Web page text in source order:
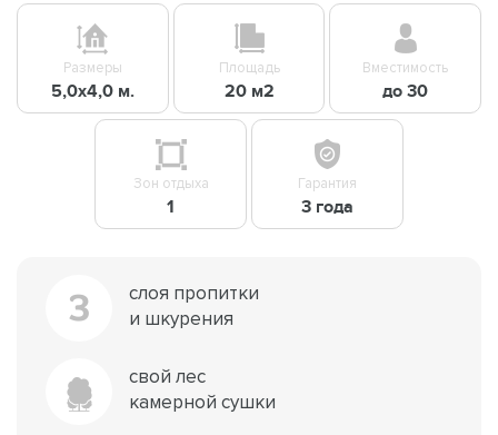
Размеры
5,0х4,0 м.
Площадь
20 м2
Вместимость
до 30
Зон отдыха
1
Гарантия
3 года
3
слоя пропитки
и шкурения
свой лес
камерной сушки